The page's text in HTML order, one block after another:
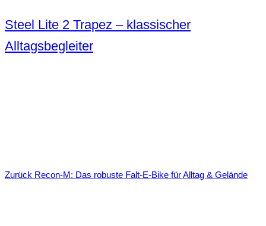
Steel Lite 2 Trapez – klassischer
Alltagsbegleiter
Zurück Recon-M: Das robuste Falt‑E‑Bike für Alltag & Gelände